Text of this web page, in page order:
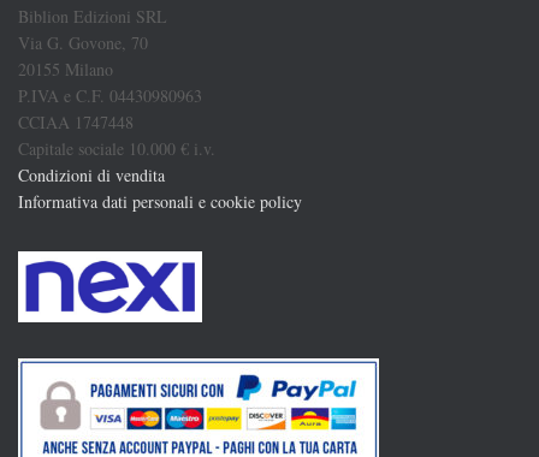
Biblion Edizioni SRL
Via G. Govone, 70
20155 Milano
P.IVA e C.F. 04430980963
CCIAA 1747448
Capitale sociale 10.000 € i.v.
Condizioni di vendita
Informativa dati personali e cookie policy